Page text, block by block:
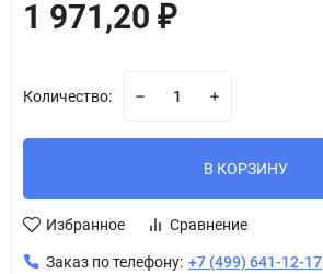
1 971,20 ₽
Количество:
В КОРЗИНУ
Избранное Сравнение
Заказ по телефону: +7 (499) 641-12-17